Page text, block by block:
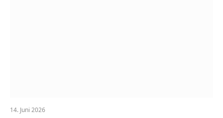
14. Juni 2026